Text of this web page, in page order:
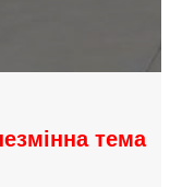
тема